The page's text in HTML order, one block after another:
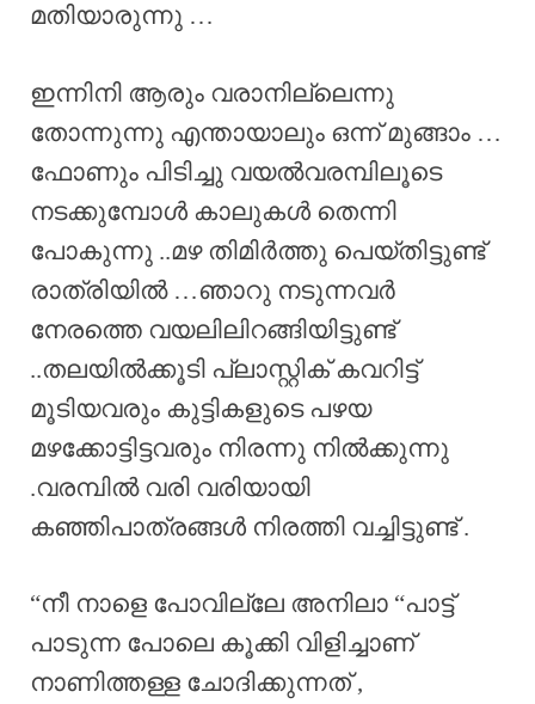
മതിയാരുന്നു …
ഇന്നിനി ആരും വരാനില്ലെന്നു
തോന്നുന്നു എന്തായാലും ഒന്ന് മുങ്ങാം …
ഫോണും പിടിച്ചു വയൽവരമ്പിലൂടെ
നടക്കുമ്പോൾ കാലുകൾ തെന്നി
പോകുന്നു ..മഴ തിമിർത്തു പെയ്തിട്ടുണ്ട്
രാത്രിയിൽ …ഞാറു നടുന്നവർ
നേരത്തെ വയലിലിറങ്ങിയിട്ടുണ്ട്
..തലയിൽക്കൂടി പ്ലാസ്റ്റിക് കവറിട്ട്
മൂടിയവരും കുട്ടികളുടെ പഴയ
മഴക്കോട്ടിട്ടവരും നിരന്നു നിൽക്കുന്നു
.വരമ്പിൽ വരി വരിയായി
കഞ്ഞിപാത്രങ്ങൾ നിരത്തി വച്ചിട്ടുണ്ട് .
“നീ നാളെ പോവില്ലേ അനിലാ “പാട്ട്
പാടുന്ന പോലെ കൂക്കി വിളിച്ചാണ്
നാണിത്തള്ള ചോദിക്കുന്നത് ,